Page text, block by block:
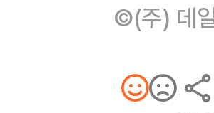
©(주) 데